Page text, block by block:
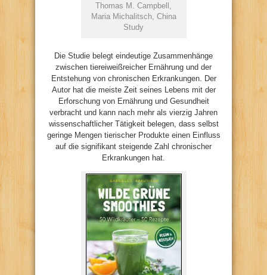
Thomas M. Campbell,
Maria Michalitsch, China
Study
Die Studie belegt eindeutige Zusammenhänge
zwischen tiereiweißreicher Ernährung und der
Entstehung von chronischen Erkrankungen. Der
Autor hat die meiste Zeit seines Lebens mit der
Erforschung von Ernährung und Gesundheit
verbracht und kann nach mehr als vierzig Jahren
wissenschaftlicher Tätigkeit belegen, dass selbst
geringe Mengen tierischer Produkte einen Einfluss
auf die signifikant steigende Zahl chronischer
Erkrankungen hat.